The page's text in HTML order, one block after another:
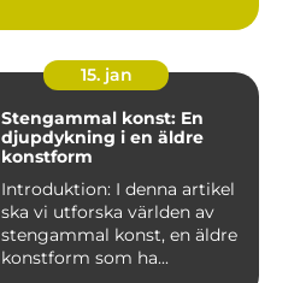
15. jan
Stengammal konst: En
djupdykning i en äldre
konstform
Introduktion: I denna artikel
ska vi utforska världen av
stengammal konst, en äldre
konstform som ha...